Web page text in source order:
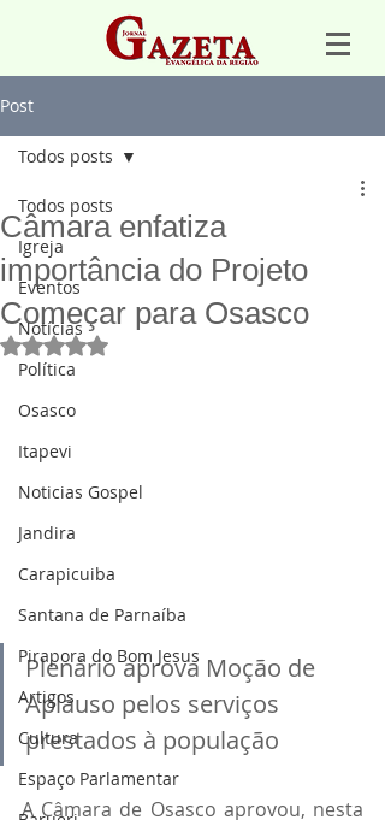
Post
Todos posts
Igreja
Eventos
Notícias
Política
Osasco
Itapevi
Noticias Gospel
Jandira
Carapicuiba
Santana de Parnaíba
Pirapora do Bom Jesus
Artigos
Cultura
Espaço Parlamentar
Todos posts
Câmara enfatiza
importância do Projeto
Começar para Osasco
Avaliado com NaN de 5 estrelas.
Plenário aprova Moção de
Aplauso pelos serviços
prestados à população
A Câmara de Osasco aprovou, nesta